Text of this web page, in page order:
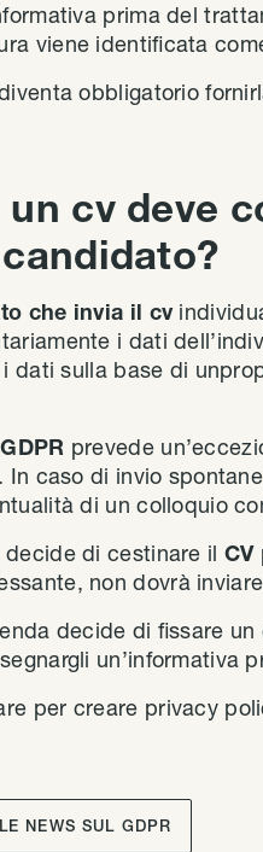
prima del
viene identificata
obbligatorio
cv deve
che invia il cv
i dati
dati sulla base di
prevede
In caso di invio
di un colloquio
decide di cestinare il CV
non dovrà
decide di fissare
per creare privacy
NEWS SUL GDPR